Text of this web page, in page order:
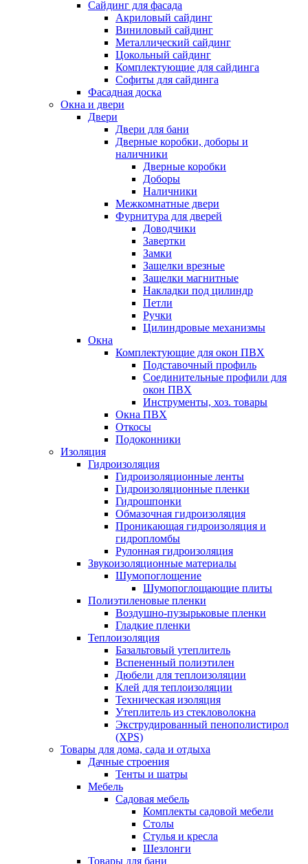
Сайдинг для фасада
Акриловый сайдинг
Виниловый сайдинг
Металлический сайдинг
Цокольный сайдинг
Комплектующие для сайдинга
Софиты для сайдинга
Фасадная доска
Окна и двери
Двери
Двери для бани
Дверные коробки, доборы и
наличники
Дверные коробки
Доборы
Наличники
Межкомнатные двери
Фурнитура для дверей
Доводчики
Завертки
Замки
Защелки врезные
Защелки магнитные
Накладки под цилиндр
Петли
Ручки
Цилиндровые механизмы
Окна
Комплектующие для окон ПВХ
Подставочный профиль
Соединительные профили для
окон ПВХ
Инструменты, хоз. товары
Окна ПВХ
Откосы
Подоконники
Изоляция
Гидроизоляция
Гидроизоляционные ленты
Гидроизоляционные пленки
Гидрошпонки
Обмазочная гидроизоляция
Проникающая гидроизоляция и
гидропломбы
Рулонная гидроизоляция
Звукоизоляционные материалы
Шумопоглощение
Шумопоглощающие плиты
Полиэтиленовые пленки
Воздушно-пузырьковые пленки
Гладкие пленки
Теплоизоляция
Базальтовый утеплитель
Вспененный полиэтилен
Дюбели для теплоизоляции
Клей для теплоизоляции
Техническая изоляция
Утеплитель из стекловолокна
Экструдированный пенополистирол
(XPS)
Товары для дома, сада и отдыха
Дачные строения
Тенты и шатры
Мебель
Садовая мебель
Комплекты садовой мебели
Столы
Стулья и кресла
Шезлонги
Товары для бани